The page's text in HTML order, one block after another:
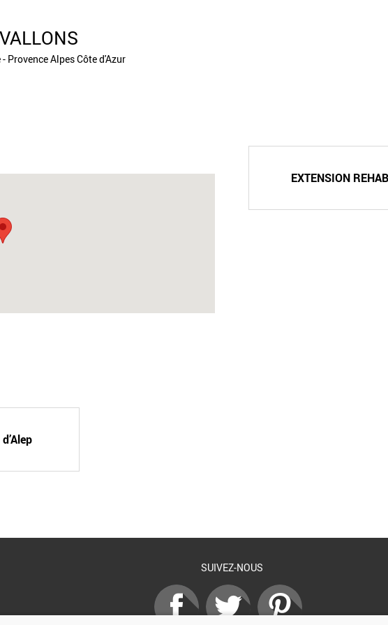
Provence Alpes Côte d'Azur
EXTENSION
SUIVEZ-NOUS